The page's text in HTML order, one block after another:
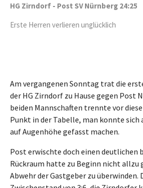
HG Zirndorf - Post SV Nürnberg 24:25
Erste Herren verlieren unglücklich
Am vergangenen Sonntag trat die
der HG Zirndorf zu Hause gegen Post
beiden Mannschaften trennte vor
Punkt in der Tabelle, man konnte sich
auf Augenhöhe gefasst machen.
Post erwischte doch einen deutlichen
Rückraum hatte zu Beginn nicht allzu
Abwehr der Gastgeber zu überwinden.